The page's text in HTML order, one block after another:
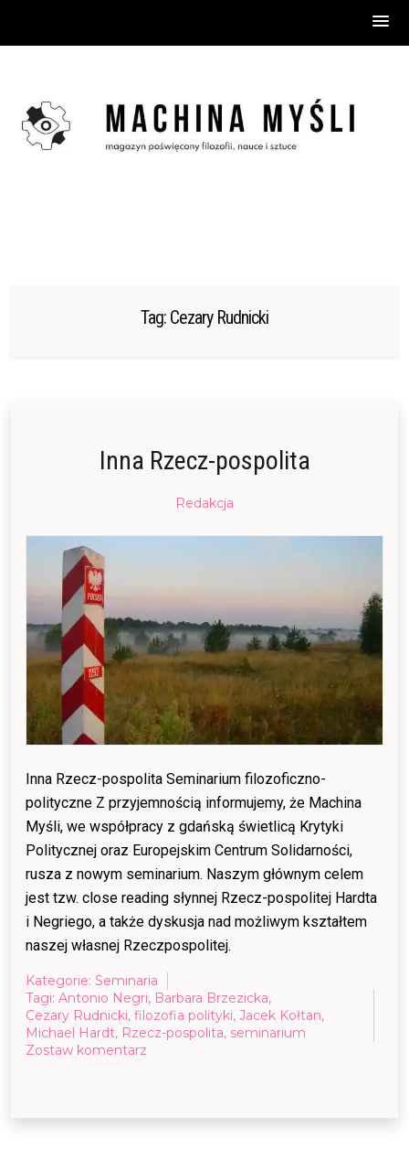
content
Tag: Cezary Rudnicki
Inna Rzecz-pospolita
Posted
16/11/201707/04/2018
Redakcja
Inna Rzecz-pospolita Seminarium filozoficzno-
polityczne Z przyjemnością informujemy, że Machina
Myśli, we współpracy z gdańską świetlicą Krytyki
Politycznej oraz Europejskim Centrum Solidarności,
rusza z nowym seminarium. Naszym głównym celem
jest tzw. close reading słynnej Rzecz-pospolitej Hardta
i Negriego, a także dyskusja nad możliwym kształtem
naszej własnej Rzeczpospolitej.
Kategorie: Seminaria
Tagi: Antonio Negri, Barbara Brzezicka,
Cezary Rudnicki, filozofia polityki, Jacek Kołtan,
Michael Hardt, Rzecz-pospolita, seminarium
Zostaw komentarz